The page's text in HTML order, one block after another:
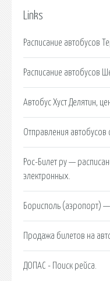
Links
Расписание автобусов
Расписание автобусов
Автобус Хуст Делятин,
Отправления автобусов
Рос-Билет ру —
электронных.
Борисполь (аэропорт) —
Продажа билетов на
ДОПАС - Поиск рейса.